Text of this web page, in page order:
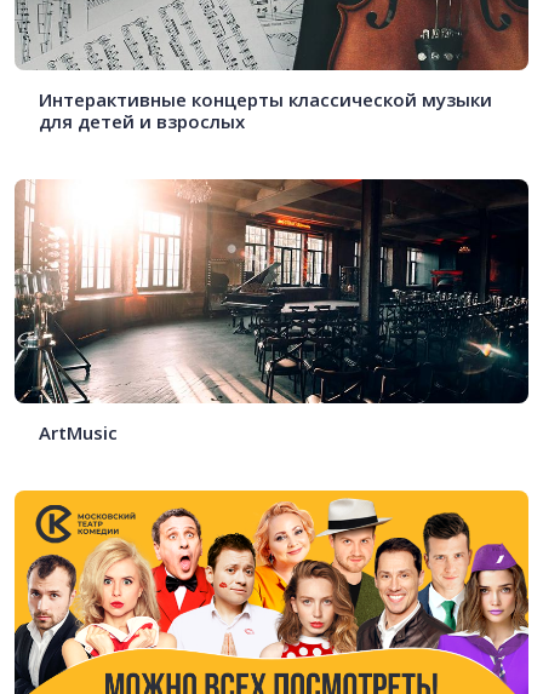
Интерактивные концерты классической музыки
для детей и взрослых
ArtMusic